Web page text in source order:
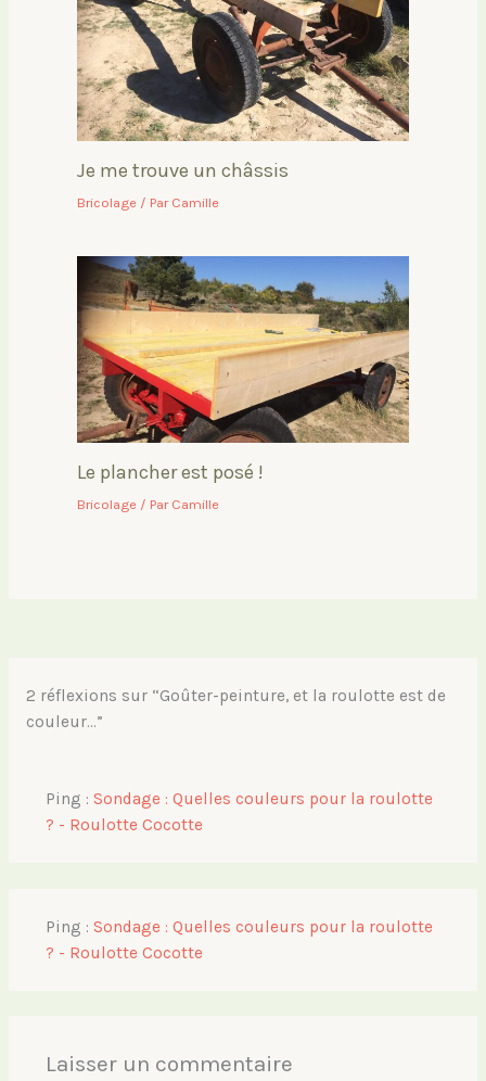
Je me trouve un châssis
Bricolage / Par Camille
Le plancher est posé !
Bricolage / Par Camille
2 réflexions sur “Goûter-peinture, et la roulotte est de
couleur…”
Ping : Sondage : Quelles couleurs pour la roulotte
? - Roulotte Cocotte
Ping : Sondage : Quelles couleurs pour la roulotte
? - Roulotte Cocotte
Laisser un commentaire